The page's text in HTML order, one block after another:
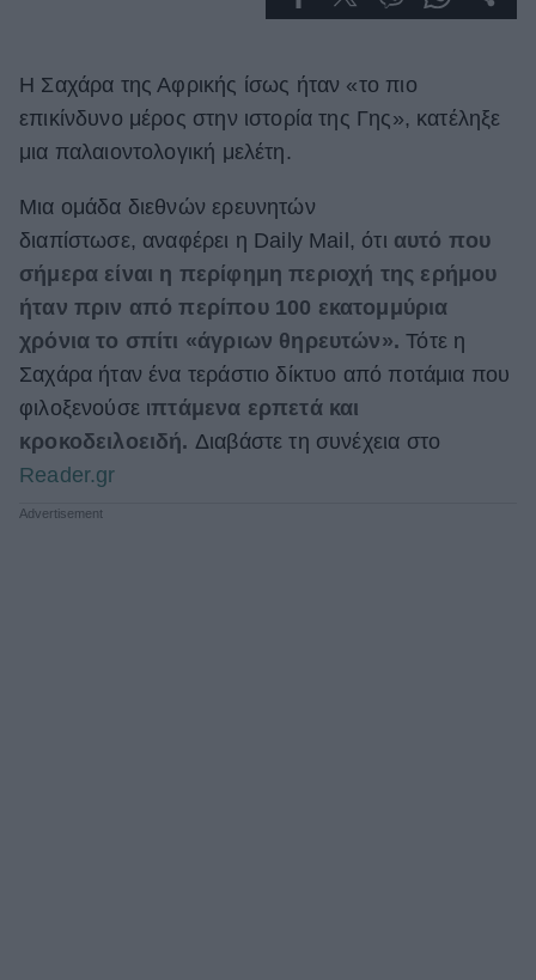
Deco
Cooking
Green
Αφιερώματα
ΒΟΞ
Χωρίς Ταμπέλες
Women's Forum
Η Σαχάρα της Αφρικής ίσως ήταν «το πιο
επικίνδυνο μέρος στην ιστορία της Γης», κατέληξε
μια παλαιοντολογική μελέτη.
Μια ομάδα διεθνών ερευνητών
διαπίστωσε, αναφέρει η Daily Mail, ότι αυτό που
σήμερα είναι η περίφημη περιοχή της ερήμου
ήταν πριν από περίπου 100 εκατομμύρια
χρόνια το σπίτι «άγριων θηρευτών». Τότε η
Σαχάρα ήταν ένα τεράστιο δίκτυο από ποτάμια που
φιλοξενούσε ιπτάμενα ερπετά και
κροκοδειλοειδή. Διαβάστε τη συνέχεια στο
Reader.gr